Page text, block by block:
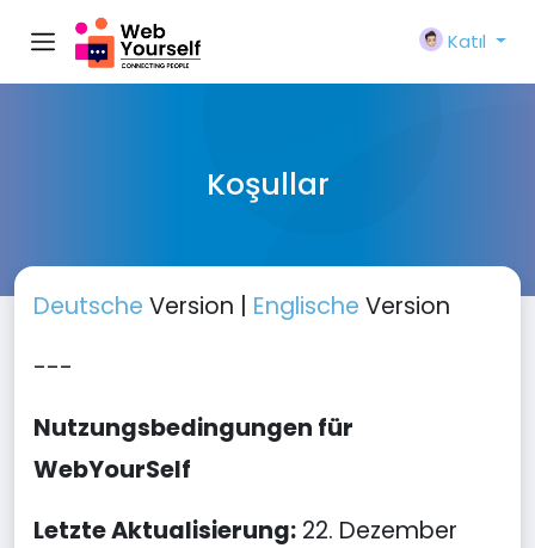
Katıl
Koşullar
Deutsche Version | Englische Version
---
Nutzungsbedingungen für
WebYourSelf
Letzte Aktualisierung: 22. Dezember